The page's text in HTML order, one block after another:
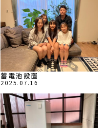
蓄電池設置
2025.07.16